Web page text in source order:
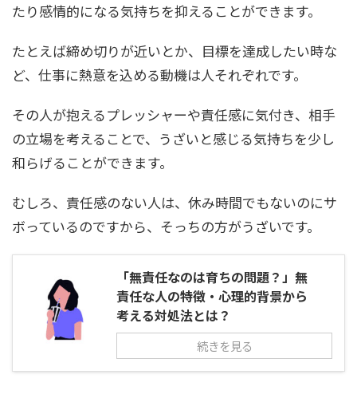
たり感情的になる気持ちを抑えることができます。
たとえば締め切りが近いとか、目標を達成したい時な
ど、仕事に熱意を込める動機は人それぞれです。
その人が抱えるプレッシャーや責任感に気付き、相手
の立場を考えることで、うざいと感じる気持ちを少し
和らげることができます。
むしろ、責任感のない人は、休み時間でもないのにサ
ボっているのですから、そっちの方がうざいです。
「無責任なのは育ちの問題？」無
責任な人の特徴・心理的背景から
考える対処法とは？
続きを見る